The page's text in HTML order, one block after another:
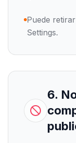
Puede
Settings.
6.